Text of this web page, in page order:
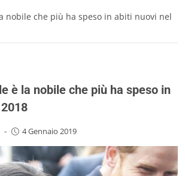
nobile che più ha speso in abiti nuovi nel
è la nobile che più ha speso in
- 4 Gennaio 2019